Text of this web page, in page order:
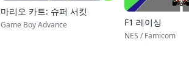
마리오 카트: 슈퍼 서킷
Game Boy Advance F1 레이싱
NES / Famicom